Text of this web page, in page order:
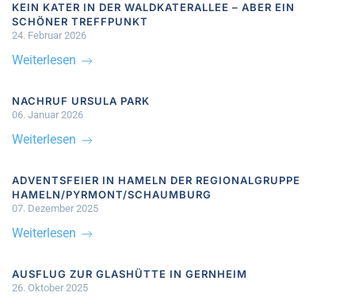
KEIN KATER IN DER WALDKATERALLEE – ABER EIN
SCHÖNER TREFFPUNKT
24. Februar 2026
Weiterlesen
NACHRUF URSULA PARK
06. Januar 2026
Weiterlesen
ADVENTSFEIER IN HAMELN DER REGIONALGRUPPE
HAMELN/PYRMONT/SCHAUMBURG
07. Dezember 2025
Weiterlesen
AUSFLUG ZUR GLASHÜTTE IN GERNHEIM
26. Oktober 2025